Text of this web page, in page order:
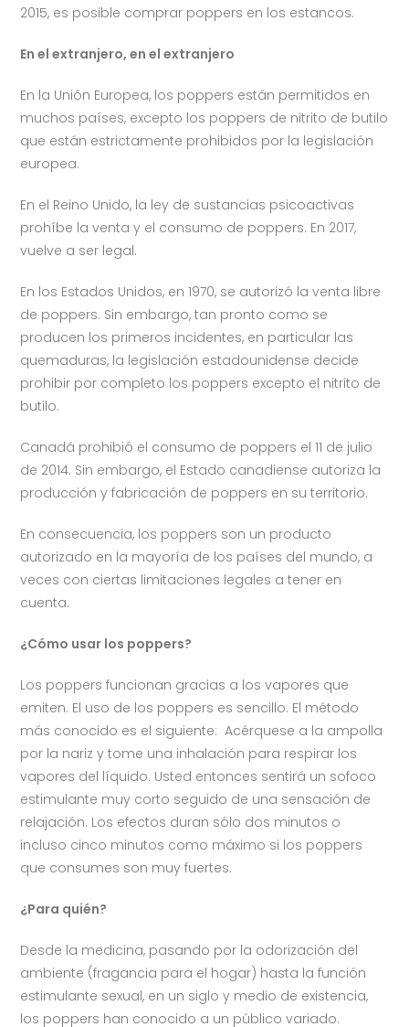
2015, es posible comprar poppers en los estancos.
En el extranjero, en el extranjero
En la Unión Europea, los poppers están permitidos en
muchos países, excepto los poppers de nitrito de butilo
que están estrictamente prohibidos por la legislación
europea.
En el Reino Unido, la ley de sustancias psicoactivas
prohíbe la venta y el consumo de poppers. En 2017,
vuelve a ser legal.
En los Estados Unidos, en 1970, se autorizó la venta libre
de poppers. Sin embargo, tan pronto como se
producen los primeros incidentes, en particular las
quemaduras, la legislación estadounidense decide
prohibir por completo los poppers excepto el nitrito de
butilo.
Canadá prohibió el consumo de poppers el 11 de julio
de 2014. Sin embargo, el Estado canadiense autoriza la
producción y fabricación de poppers en su territorio.
En consecuencia, los poppers son un producto
autorizado en la mayoría de los países del mundo, a
veces con ciertas limitaciones legales a tener en
cuenta.
¿Cómo usar los poppers?
Los poppers funcionan gracias a los vapores que
emiten. El uso de los poppers es sencillo. El método
más conocido es el siguiente: Acérquese a la ampolla
por la nariz y tome una inhalación para respirar los
vapores del líquido. Usted entonces sentirá un sofoco
estimulante muy corto seguido de una sensación de
relajación. Los efectos duran sólo dos minutos o
incluso cinco minutos como máximo si los poppers
que consumes son muy fuertes.
¿Para quién?
Desde la medicina, pasando por la odorización del
ambiente (fragancia para el hogar) hasta la función
estimulante sexual, en un siglo y medio de existencia,
los poppers han conocido a un público variado.